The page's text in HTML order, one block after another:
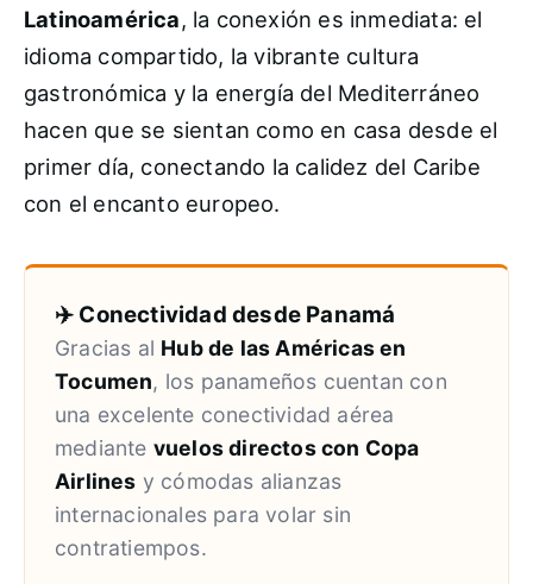
Latinoamérica, la conexión es inmediata: el
idioma compartido, la vibrante cultura
gastronómica y la energía del Mediterráneo
hacen que se sientan como en casa desde el
primer día, conectando la calidez del Caribe
con el encanto europeo.
✈️ Conectividad desde Panamá
Gracias al Hub de las Américas en
Tocumen, los panameños cuentan con
una excelente conectividad aérea
mediante vuelos directos con Copa
Airlines y cómodas alianzas
internacionales para volar sin
contratiempos.